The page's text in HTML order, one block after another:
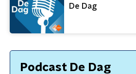
De Dag
Podcast De Dag